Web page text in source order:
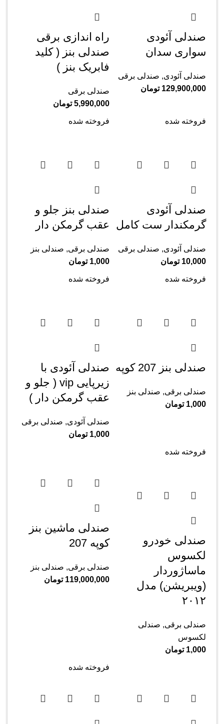
صندلی آئودی
سواری سدان
صندلی آئودی, صندلی برقی
129,900,000 تومان
راه اندازی برقی
صندلی بنز ( کلید
فابریک بنز )
صندلی برقی
5,990,000 تومان
فروخته شده
صندلی آئودی
گرمکندار ست کامل
صندلی آئودی, صندلی برقی
10,000 تومان
فروخته شده
صندلی بنز جلو و
عقب گرمکن دار
صندلی برقی, صندلی بنز
1,000 تومان
فروخته شده
صندلی بنز 207 کوپه
صندلی برقی, صندلی بنز
1,000 تومان
فروخته شده
صندلی آئودی با
زیرپایی vip ( جلو و
عقب گرمکن دار )
صندلی آئودی, صندلی برقی
1,000 تومان
فروخته شده
صندلی خودرو
لکسوس
ماساژوردار
(ویبریشن) مدل
۲۰۱۲
صندلی برقی, صندلی
لکسوس
1,000 تومان
صندلی ماشین بنز
کوپه 207
صندلی برقی, صندلی بنز
119,000,000 تومان
فروخته شده